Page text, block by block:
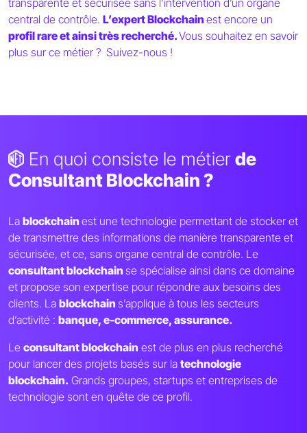
transparente et sécurisée sans l’intervention d’un organe
central de contrôle. L’expert Blockchain est encore un
profil rare et ainsi très recherché.Vous souhaitez en savoir
plus sur ce métier ? Suivez-nous !
En quoi consiste le métierde
Consultant Blockchain ?
La blockchain est une technologie permettant de stocker et
de transmettre des informations de manière transparente et
sécurisée, et ce, sans organe central de contrôle. Le
consultant blockchain se spécialise ainsi dans ce domaine
et propose son expertise pour répondre aux besoins des
clients. La blockchain s’applique à tous les secteurs
d’activité : banque, e-commerce, assurance.
Le consultant blockchain est de plus en plus recherché
pour lancer des projets basés sur la technologie
blockchain. Grands groupes, startups et entreprises de
technologie sont en quête de ce profil.